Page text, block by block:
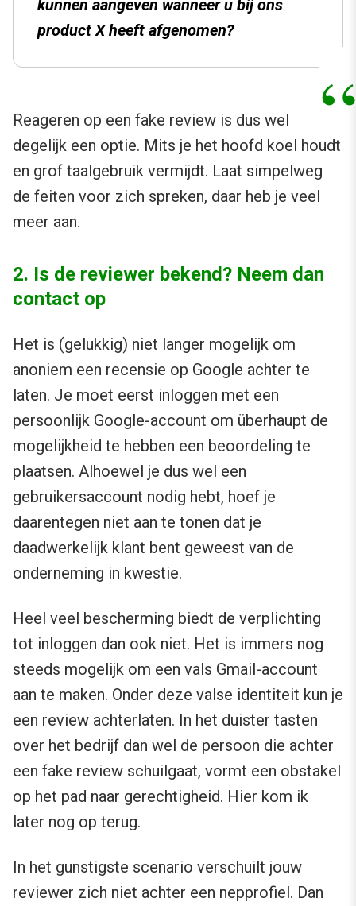
kunnen aangeven wanneer u bij ons
product X heeft afgenomen?
Reageren op een fake review is dus wel
degelijk een optie. Mits je het hoofd koel houdt
en grof taalgebruik vermijdt. Laat simpelweg
de feiten voor zich spreken, daar heb je veel
meer aan.
2. Is de reviewer bekend? Neem dan
contact op
Het is (gelukkig) niet langer mogelijk om
anoniem een recensie op Google achter te
laten. Je moet eerst inloggen met een
persoonlijk Google-account om überhaupt de
mogelijkheid te hebben een beoordeling te
plaatsen. Alhoewel je dus wel een
gebruikersaccount nodig hebt, hoef je
daarentegen niet aan te tonen dat je
daadwerkelijk klant bent geweest van de
onderneming in kwestie.
Heel veel bescherming biedt de verplichting
tot inloggen dan ook niet. Het is immers nog
steeds mogelijk om een vals Gmail-account
aan te maken. Onder deze valse identiteit kun je
een review achterlaten. In het duister tasten
over het bedrijf dan wel de persoon die achter
een fake review schuilgaat, vormt een obstakel
op het pad naar gerechtigheid. Hier kom ik
later nog op terug.
In het gunstigste scenario verschuilt jouw
reviewer zich niet achter een nepprofiel. Dan